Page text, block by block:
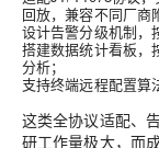
回放，兼容不同厂商
设计告警分级机制，
搭建数据统计看板，
分析；
支持终端远程配置算
这类全协议适配、
研工作量极大，而